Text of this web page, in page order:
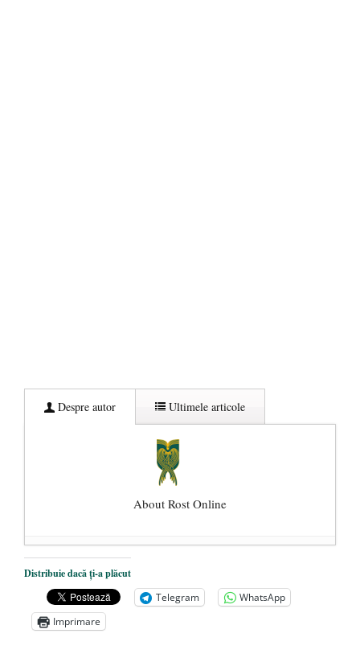
Despre autor Ultimele articole
About Rost Online
Dezvăluiri cutremurătoare despre
președintele Ucrainei, Volodymyr
Zelensky
- 13 mai 2026
Statul care servește Națiunea
Distribuie dacă ți-a plăcut
Telegram
WhatsApp
Imprimare